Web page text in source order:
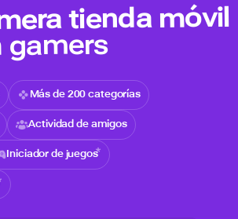
tienda móvil
gamers
Más de 200 categorías
Actividad de amigos
Iniciador de juegos